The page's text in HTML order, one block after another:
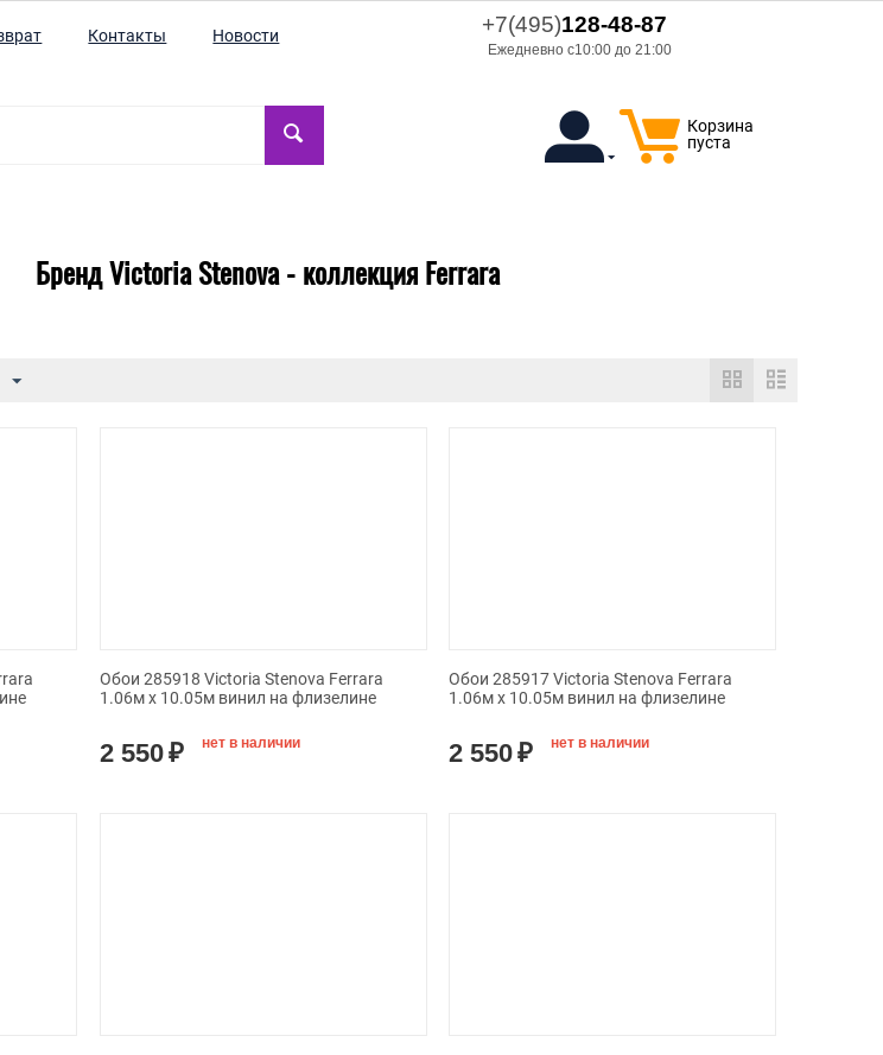
Контакты Новости +7(495)128-48-87
Ежедневно с10:00 до 21:00
Корзина
пуста
Бренд Victoria Stenova - коллекция Ferrara
Обои 285918 Victoria Stenova Ferrara
1.06м x 10.05м винил на флизелине
2 550₽ нет в наличии
Обои 285917 Victoria Stenova Ferrara
1.06м x 10.05м винил на флизелине
2 550₽ нет в наличии